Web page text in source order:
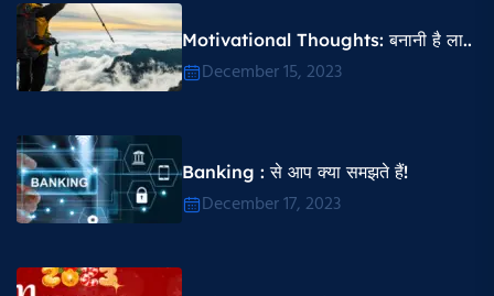
Motivational Thoughts​: बनानी है ला..
December 15, 2023
Banking : से आप क्या समझते हैं!
December 17, 2023